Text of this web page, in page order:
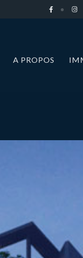
A PROPOS